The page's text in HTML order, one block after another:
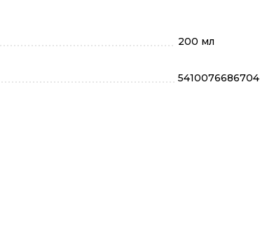
200 мл
5410076686704